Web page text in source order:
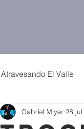
Atravesando El Valle
Gabriel Miyar 28 jul